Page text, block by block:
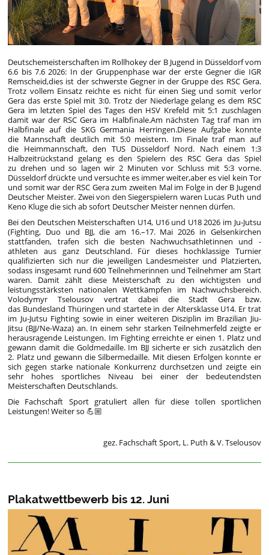
Deutschemeisterschaften im Rollhokey der B Jugend in Düsseldorf vom
6.6 bis 7.6 2026: In der Gruppenphase war der erste Gegner die IGR
Remscheid,dies ist der schwerste Gegner in der Gruppe des RSC Gera.
Trotz vollem Einsatz reichte es nicht für einen Sieg und somit verlor
Gera das erste Spiel mit 3:0. Trotz der Niederlage gelang es dem RSC
Gera im letzten Spiel des Tages den HSV Krefeld mit 5:1 zuschlagen
damit war der RSC Gera im Halbfinale.Am nächsten Tag traf man im
Halbfinale auf die SKG Germania Herringen.Diese Aufgabe konnte
die Mannschaft deutlich mit 5:0 meistern. Im Finale traf man auf
die Heimmannschaft, den TUS Düsseldorf Nord. Nach einem 1:3
Halbzeitrückstand gelang es den Spielern des RSC Gera das Spiel
zu drehen und so lagen wir 2 Minuten vor Schluss mit 5:3 vorne.
Düsseldorf drückte und versuchte es immer weiter,aber es viel kein Tor
und somit war der RSC Gera zum zweiten Mal im Folge in der B Jugend
Deutscher Meister. Zwei von den Siegerspielern waren Lucas Puth und
Keno Kluge die sich ab sofort Deutscher Meister nennen dürfen.
Bei den Deutschen Meisterschaften U14, U16 und U18 2026 im Ju-Jutsu
(Fighting, Duo und BJJ, die am 16.–17. Mai 2026 in Gelsenkirchen
stattfanden, trafen sich die besten Nachwuchsathletinnen und -
athleten aus ganz Deutschland. Für dieses hochklassige Turnier
qualifizierten sich nur die jeweiligen Landesmeister und Platzierten,
sodass insgesamt rund 600 Teilnehmerinnen und Teilnehmer am Start
waren. Damit zählt diese Meisterschaft zu den wichtigsten und
leistungsstärksten nationalen Wettkämpfen im Nachwuchsbereich.
Volodymyr Tselousov vertrat dabei die Stadt Gera bzw.
das Bundesland Thüringen und startete in der Altersklasse U14. Er trat
im Ju-Jutsu Fighting sowie in einer weiteren Disziplin im Brazilian Jiu-
Jitsu (BJJ/Ne-Waza) an. In einem sehr starken Teilnehmerfeld zeigte er
herausragende Leistungen. Im Fighting erreichte er einen 1. Platz und
gewann damit die Goldmedaille. Im BJJ sicherte er sich zusätzlich den
2. Platz und gewann die Silbermedaille. Mit diesen Erfolgen konnte er
sich gegen starke nationale Konkurrenz durchsetzen und zeigte ein
sehr hohes sportliches Niveau bei einer der bedeutendsten
Meisterschaften Deutschlands.
Die Fachschaft Sport gratuliert allen für diese tollen sportlichen
Leistungen! Weiter so 💪🏼
gez. Fachschaft Sport, L. Puth & V. Tselousov
Plakatwettbewerb bis 12. Juni